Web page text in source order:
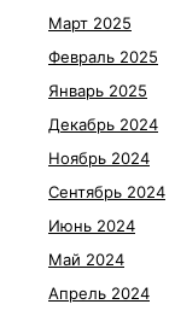
Март 2025
Февраль 2025
Январь 2025
Декабрь 2024
Ноябрь 2024
Сентябрь 2024
Июнь 2024
Май 2024
Апрель 2024